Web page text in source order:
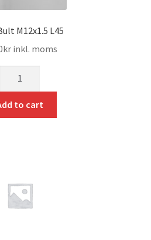
M12x1.5 L45
kr inkl. moms
to cart